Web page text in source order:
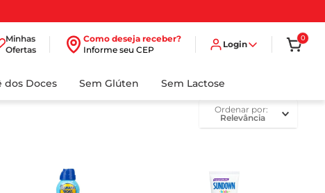
Minhas
Ofertas
Como deseja receber?
Informe seu CEP
Login
0
dos Doces Sem Glúten Sem Lactose
ordenar por
Relevância